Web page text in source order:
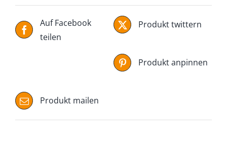
Auf Facebook
teilen
Produkt twittern
Produkt anpinnen
Produkt mailen